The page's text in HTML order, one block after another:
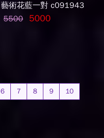
藝術花藍一對 c091943
5500
5000
6 7 8 9 10